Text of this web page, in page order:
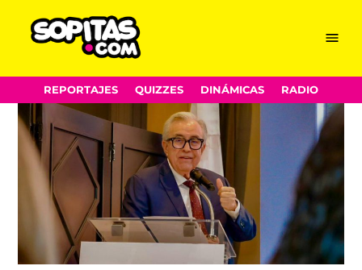
content
Menu
REPORTAJES QUIZZES DINÁMICAS RADIO
comparecer